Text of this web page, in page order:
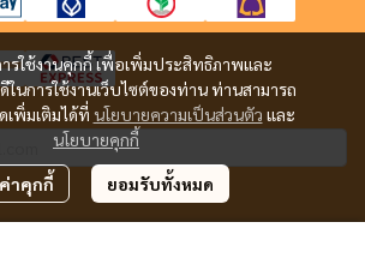
รใช้งานคุกกี้ เพื่อเพิ่มประสิทธิภาพและ
นการใช้งานเว็บไซต์ของท่าน ท่านสามารถ
เพิ่มเติมได้ที่ นโยบายความเป็นส่วนตัว และ
นโยบายคุกกี้
าคุกกี้ ยอมรับทั้งหมด